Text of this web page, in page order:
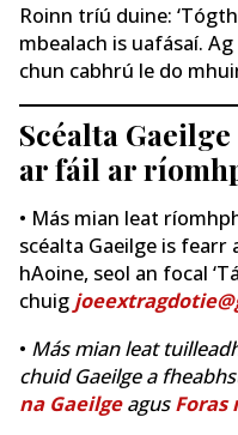
Roinn tríú duine:
mbealach is uafásaí.
chun cabhrú le do
Scéalta
ar fáil ar
• Más mian leat
scéalta Gaeilge is fearr
hAoine, seol an focal
chuig
• Más mian leat
chuid Gaeilge a
na GaeilgeagusForas